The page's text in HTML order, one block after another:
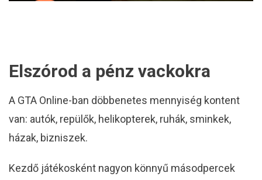
Elszórod a pénz vackokra
A GTA Online-ban döbbenetes mennyiség kontent
van: autók, repülők, helikopterek, ruhák, sminkek,
házak, bizniszek.
Kezdő játékosként nagyon könnyű másodpercek